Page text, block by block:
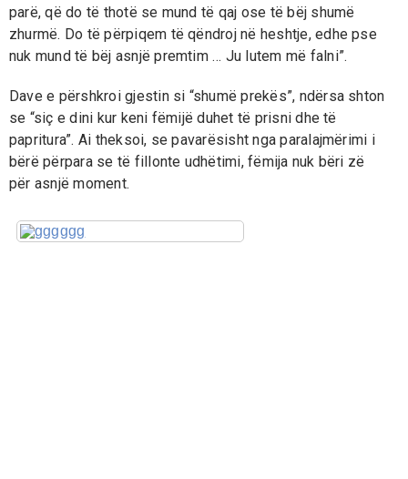
parë, që do të thotë se mund të qaj ose të bëj shumë
zhurmë. Do të përpiqem të qëndroj në heshtje, edhe pse
nuk mund të bëj asnjë premtim … Ju lutem më falni”.
Dave e përshkroi gjestin si “shumë prekës”, ndërsa shton
se “siç e dini kur keni fëmijë duhet të prisni dhe të
papritura”. Ai theksoi, se pavarësisht nga paralajmërimi i
bërë përpara se të fillonte udhëtimi, fëmija nuk bëri zë
për asnjë moment.